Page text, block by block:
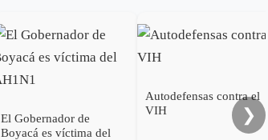
El Gobernador de
Boyacá es víctima del
Autodefensas contra el
VIH
❯